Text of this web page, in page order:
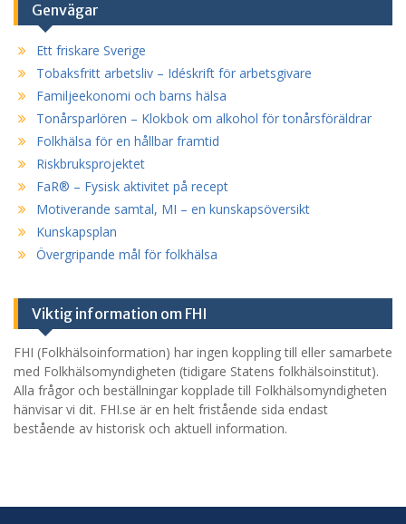
Genvägar
Ett friskare Sverige
Tobaksfritt arbetsliv – Idéskrift för arbetsgivare
Familjeekonomi och barns hälsa
Tonårsparlören – Klokbok om alkohol för tonårsföräldrar
Folkhälsa för en hållbar framtid
Riskbruksprojektet
FaR® – Fysisk aktivitet på recept
Motiverande samtal, MI – en kunskapsöversikt
Kunskapsplan
Övergripande mål för folkhälsa
Viktig information om FHI
FHI (Folkhälsoinformation) har ingen koppling till eller samarbete
med Folkhälsomyndigheten (tidigare Statens folkhälsoinstitut).
Alla frågor och beställningar kopplade till Folkhälsomyndigheten
hänvisar vi dit. FHI.se är en helt fristående sida endast
bestående av historisk och aktuell information.